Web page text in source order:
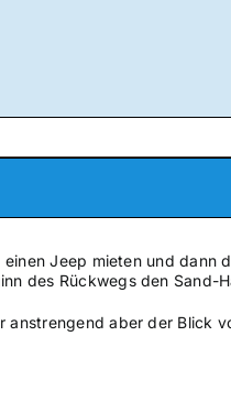
Jeep mieten und dann
des Rückwegs den
anstrengend aber der Blick